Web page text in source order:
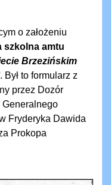
o założeniu
szkolna amtu
Brzezińskim
Był to formularz z
przez Dozór
Generalnego
Fryderyka Dawida
Prokopa